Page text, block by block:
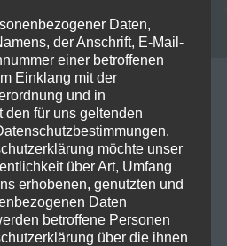
03-21 Heaven
Muc
ein Abend im Zenith bevor,
Death Metal stand. Gleich
die Ehre.Meist bedeutet…Read
Daten,
der Anschrift, E-Mail-
einer betroffenen
Einklang mit der
und in
den für uns geltenden
möchte unser
über Art, Umfang
erhobenen, genutzten und
Daten
betroffene Personen
über die ihnen